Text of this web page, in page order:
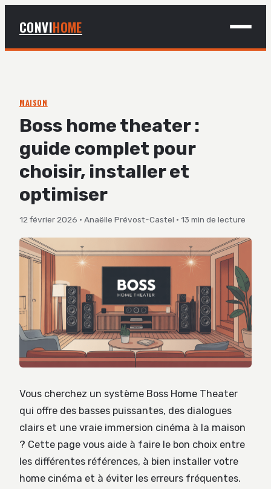
CONVIHOME
BRICOLAGE
DÉCO
JARDINAGE
MAISON
Boss home theater :
guide complet pour
choisir, installer et
optimiser
12 février 2026 · Anaëlle Prévost-Castel · 13 min de lecture
Vous cherchez un système Boss Home Theater
qui offre des basses puissantes, des dialogues
clairs et une vraie immersion cinéma à la maison
? Cette page vous aide à faire le bon choix entre
les différentes références, à bien installer votre
home cinéma et à éviter les erreurs fréquentes.